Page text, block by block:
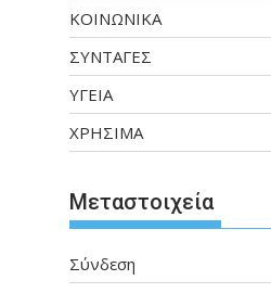
ΚΟΙΝΩΝΙΚΑ
ΣΥΝΤΑΓΕΣ
ΥΓΕΙΑ
ΧΡΗΣΙΜΑ
Μεταστοιχεία
Σύνδεση